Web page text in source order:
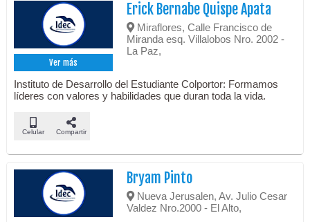
Ver más
Erick Bernabe Quispe Apata
Miraflores, Calle Francisco de
Miranda esq. Villalobos Nro. 2002 -
La Paz,
Instituto de Desarrollo del Estudiante Colportor: Formamos
líderes con valores y habilidades que duran toda la vida.
Celular Compartir
Bryam Pinto
Nueva Jerusalen, Av. Julio Cesar
Valdez Nro.2000 - El Alto,